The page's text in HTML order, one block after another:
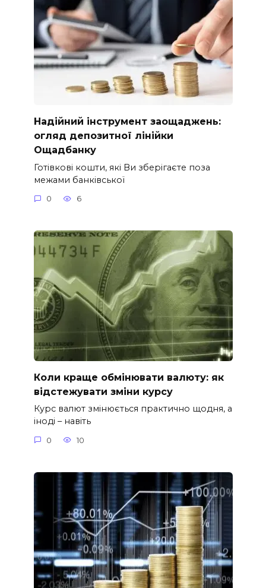
Надійний інструмент заощаджень:
огляд депозитної лінійки
Ощадбанку
Готівкові кошти, які Ви зберігаєте поза
межами банківської
0 6
Коли краще обмінювати валюту: як
відстежувати зміни курсу
Курс валют змінюється практично щодня, а
іноді – навіть
0 10